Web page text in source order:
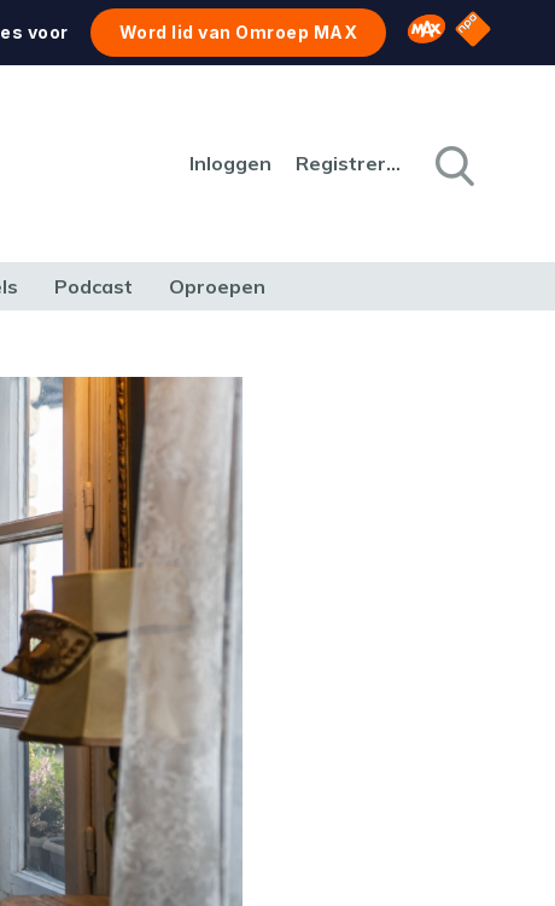
voor Word lid van Omroep MAX Omroep MAX
NPO
Inloggen Registreren
Podcast Oproepen